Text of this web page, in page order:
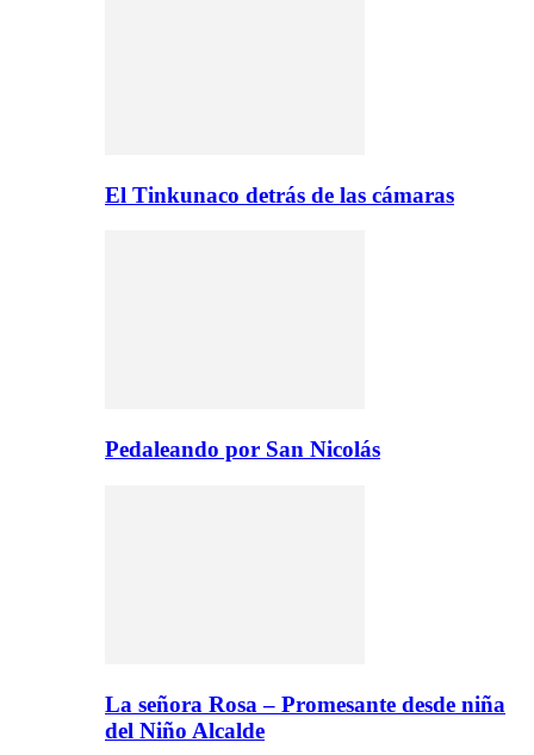
El Tinkunaco detrás de las cámaras
Pedaleando por San Nicolás
La señora Rosa – Promesante desde niña
del Niño Alcalde